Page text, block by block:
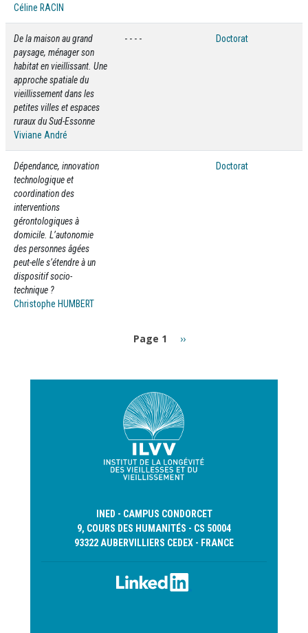
Céline RACIN
De la maison au grand
paysage, ménager son
habitat en vieillissant. Une
approche spatiale du
vieillissement dans les
petites villes et espaces
ruraux du Sud-Essonne
Viviane André
- - - - Doctorat
Dépendance, innovation
technologique et
coordination des
interventions
gérontologiques à
domicile. L’autonomie
des personnes âgées
peut-elle s’étendre à un
dispositif socio-
technique ?
Christophe HUMBERT
Doctorat
Page 1
Page
››
INED - CAMPUS CONDORCET
9, COURS DES HUMANITÉS - CS 50004
93322 AUBERVILLIERS CEDEX - FRANCE